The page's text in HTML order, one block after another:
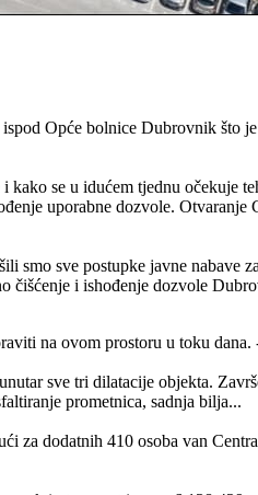
Opće bolnice Dubrovnik što
se u idućem tjednu očekuje
uporabne dozvole. Otvaranje
sve postupke javne nabave
i ishođenje dozvole
na ovom prostoru u toku dana.
sve tri dilatacije objekta.
prometnica, sadnja bilja...
za dodatnih 410 osoba van